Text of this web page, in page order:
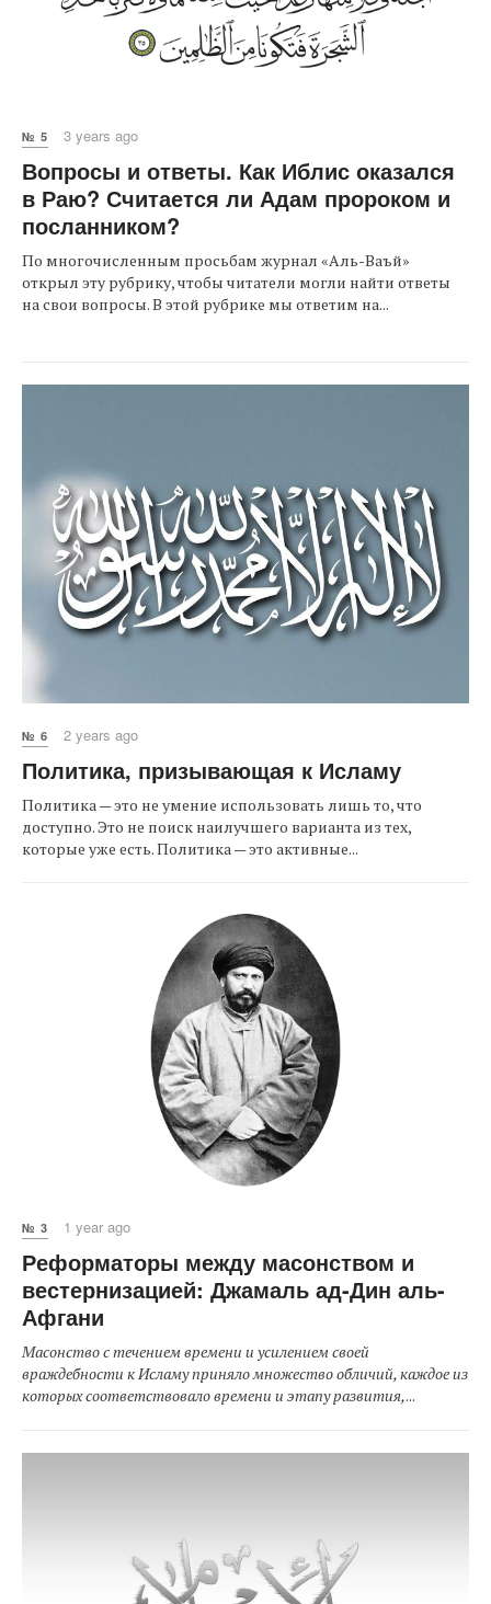
№ 5 3 years ago
Вопросы и ответы. Как Иблис оказался
в Раю? Считается ли Адам пророком и
посланником?
По многочисленным просьбам журнал «Аль-Ваъй»
открыл эту рубрику, чтобы читатели могли найти ответы
на свои вопросы. В этой рубрике мы ответим на...
№ 6 2 years ago
Политика, призывающая к Исламу
Политика — это не умение использовать лишь то, что
доступно. Это не поиск наилучшего варианта из тех,
которые уже есть. Политика — это активные...
№ 3 1 year ago
Реформаторы между масонством и
вестернизацией: Джамаль ад-Дин аль-
Афгани
Масонство с течением времени и усилением своей
враждебности к Исламу приняло множество обличий, каждое из
которых соответствовало времени и этапу развития,...